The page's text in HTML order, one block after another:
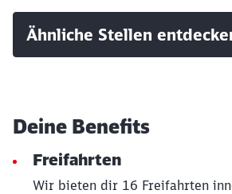
Ähnliche Stellen
Deine Benefits
Freifahrten
Wir bieten dir 16 Freifahrten